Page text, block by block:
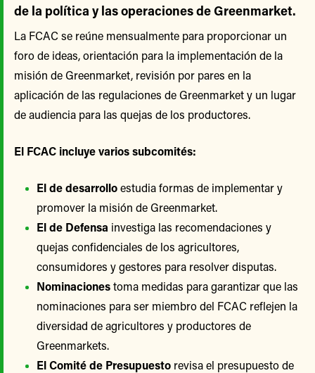
de la política y las operaciones de Greenmarket.
La FCAC se reúne mensualmente para proporcionar un
foro de ideas, orientación para la implementación de la
misión de Greenmarket, revisión por pares en la
aplicación de las regulaciones de Greenmarket y un lugar
de audiencia para las quejas de los productores.
El FCAC incluye varios subcomités:
El de desarrolloestudia formas de implementar y
promover la misión de Greenmarket.
El de Defensa investiga las recomendaciones y
quejas confidenciales de los agricultores,
consumidores y gestores para resolver disputas.
Nominacionestoma medidas para garantizar que las
nominaciones para ser miembro del FCAC reflejen la
diversidad de agricultores y productores de
Greenmarkets.
El Comité de Presupuesto revisa el presupuesto de